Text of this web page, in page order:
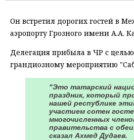
Он встретил дорогих гостей в
аэропорту Грозного имени А.А.
Делегация прибыла в ЧР с
грандиозному мероприятию
"Это татарский
праздник, который
нашей республике
участием сотен
многочисленных
правительства с
сказал Ахмед Дудаев.